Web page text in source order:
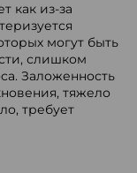
как из-за
могут быть
слишком
Заложенность
тяжело
требует